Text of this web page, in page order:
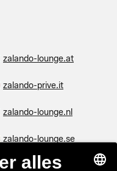
zalando-lounge.at
zalando-prive.it
zalando-lounge.nl
zalando-lounge.se
zalando-lounge.dk